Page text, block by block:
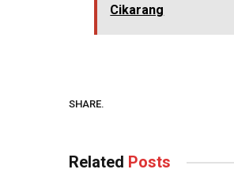
Cikarang
SHARE.
Related Posts